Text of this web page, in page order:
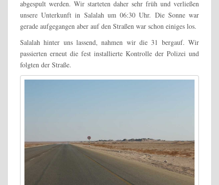
abgespult werden. Wir starteten daher sehr früh und verließen
unsere Unterkunft in Salalah um 06:30 Uhr. Die Sonne war
gerade aufgegangen aber auf den Straßen war schon einiges los.
Salalah hinter uns lassend, nahmen wir die 31 bergauf. Wir
passierten erneut die fest installierte Kontrolle der Polizei und
folgten der Straße.